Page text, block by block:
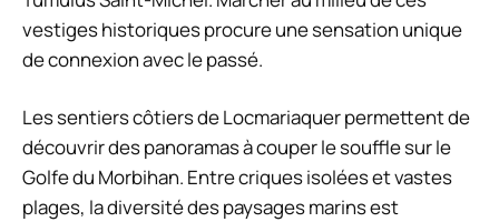
vestiges historiques procure une sensation unique
de connexion avec le passé.
Les sentiers côtiers de Locmariaquer permettent de
découvrir des panoramas à couper le souffle sur le
Golfe du Morbihan. Entre criques isolées et vastes
plages, la diversité des paysages marins est